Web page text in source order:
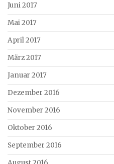
Juni 2017
Mai 2017
April 2017
März 2017
Januar 2017
Dezember 2016
November 2016
Oktober 2016
September 2016